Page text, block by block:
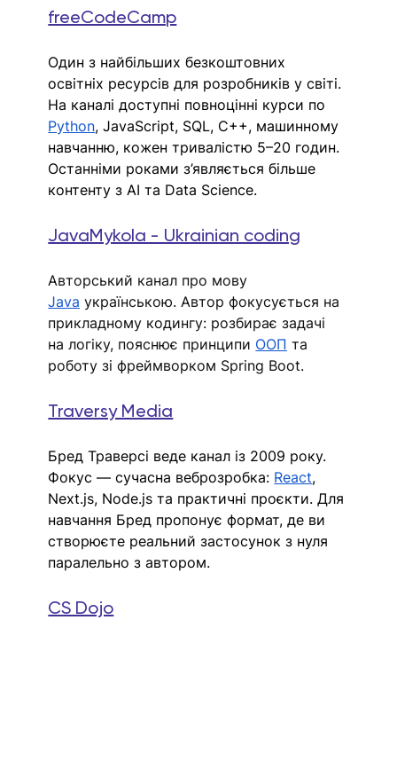
freeCodeCamp
Один з найбільших безкоштовних
освітніх ресурсів для розробників у світі.
На каналі доступні повноцінні курси по
Python, JavaScript, SQL, C++, машинному
навчанню, кожен тривалістю 5–20 годин.
Останніми роками з’являється більше
контенту з AI та Data Science.
JavaMykola - Ukrainian coding
Авторський канал про мову
Java українською. Автор фокусується на
прикладному кодингу: розбирає задачі
на логіку, пояснює принципи ООП та
роботу зі фреймворком Spring Boot.
Traversy Media
Бред Траверсі веде канал із 2009 року.
Фокус — сучасна веброзробка: React,
Next.js, Node.js та практичні проєкти. Для
навчання Бред пропонує формат, де ви
створюєте реальний застосунок з нуля
паралельно з автором.
CS Dojo